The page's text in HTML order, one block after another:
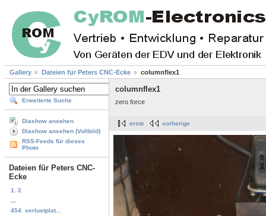
Gallery Dateien für Peters CNC-Ecke columnflex1
Erweiterte Suche
Diashow ansehen
Diashow ansehen (Vollbild)
RSS-Feeds für dieses
Photo
Dateien für Peters CNC-
Ecke
1. 2
454. verlustplat...
columnflex1
zero force
erste vorherige